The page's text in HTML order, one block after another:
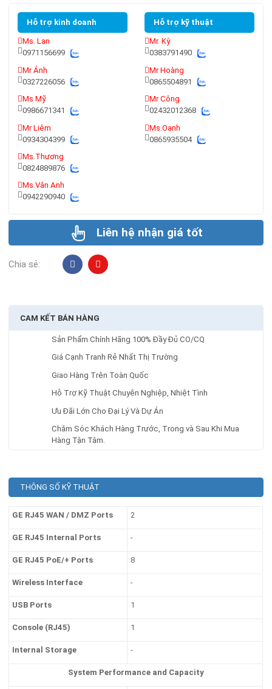
Hỗ trợ kinh doanh
Ms. Lan
0971156699
Mr Ánh
0327226056
Ms Mỹ
0986671341
Mr Liêm
0934304399
Ms.Thương
0824889876
Ms.Vân Anh
0942290940
Hỗ trợ kỹ thuật
Mr. Kỳ
0383791490
Mr Hoàng
0865504891
Mr Công
02432012368
Ms.Oanh
0865935504
Liên hệ nhận giá tốt
Chia sẻ:
CAM KẾT BÁN HÀNG
Sản Phẩm Chính Hãng 100% Đầy Đủ CO/CQ
Giá Cạnh Tranh Rẻ Nhất Thị Trường
Giao Hàng Trên Toàn Quốc
Hỗ Trợ Kỹ Thuật Chuyên Nghiệp, Nhiệt Tình
Ưu Đãi Lớn Cho Đại Lý Và Dự Án
Chăm Sóc Khách Hàng Trước, Trong và Sau Khi Mua
Hàng Tận Tâm.
THÔNG SỐ KỸ THUẬT
GE RJ45 WAN / DMZ Ports 2
GE RJ45 Internal Ports -
GE RJ45 PoE/+ Ports 8
Wireless Interface -
USB Ports 1
Console (RJ45) 1
Internal Storage -
System Performance and Capacity